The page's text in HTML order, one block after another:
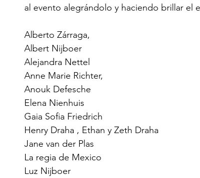
al evento alegrándolo y haciendo brillar el
Alberto Zárraga,
Albert Nijboer
Alejandra Nettel
Anne Marie Richter,
Anouk Defesche
Elena Nienhuis
Gaia Sofia Friedrich
Henry Draha , Ethan y Zeth Draha
Jane van der Plas
La regia de Mexico
Luz Nijboer